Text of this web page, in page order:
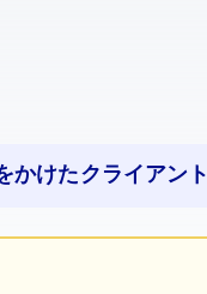
けたHTTPクライアント